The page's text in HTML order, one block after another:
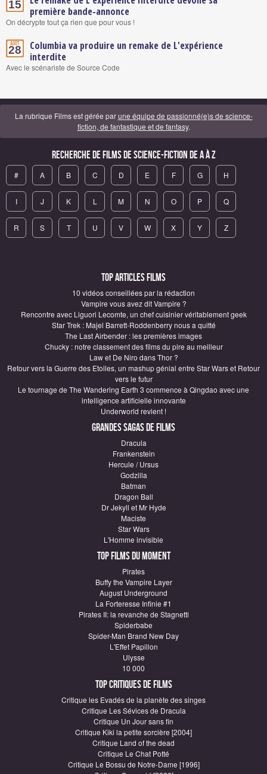
15
première bande-annonce
On décrypte tout ça rien que pour vous !
Août
28
Columbia va produire un remake de L'expérience
interdite
Avec le scénariste de Source Code
La rubrique Films est gérée parune équipe de passionné(e)s de science-
fiction, de fantastique et de fantasy.
Recherche de Films de science-fiction de A à Z
# A B C D E F G H
I J K L M N O P Q
R S T U V W X Y Z
Top articles Films
10 vidéos conseillées par la rédaction
Vampire vous avez dit Vampire ?
Rencontre avec Liguori Lecomte, un chef cuisinier véritablement geek
Star Trek : Majel Barrett-Roddenberry nous a quitté
The Last Airbender : les premières images
Chucky : notre classement des films du pire au meilleur
Law et De Niro dans Thor ?
Retour vers la Guerre des Etoiles, un mashup génial entre Star Wars et Retour
vers le futur
Le tournage de The Wandering Earth 3 commence à Qingdao avec une
intelligence artificielle innovante
Underworld revient !
Grandes sagas de Films
Dracula
Frankenstein
Hercule / Ursus
Godzilla
Batman
Dragon Ball
Dr Jekyll et Mr Hyde
Maciste
Star Wars
L'Homme invisible
Top Films du moment
Pirates
Buffy the Vampire Layer
August Underground
La Forteresse Infinie #1
Pirates II: la revanche de Stagnetti
Spiderbabe
Spider-Man Brand New Day
L'Effet Papillon
Ulysse
10 000
Top critiques de Films
Critique les Evadés de la planète des singes
Critique Les Sévices de Dracula
Critique Un Jour sans fin
Critique Kiki la petite sorcière [2004]
Critique Land of the dead
Critique Le Chat Potté
Critique Le Bossu de Notre-Dame [1996]